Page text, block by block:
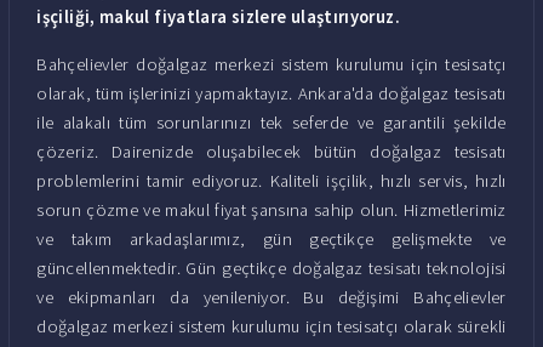
işçiliği, makul fiyatlara sizlere ulaştırıyoruz.
Bahçelievler doğalgaz merkezi sistem kurulumu için tesisatçı
olarak, tüm işlerinizi yapmaktayız. Ankara'da doğalgaz tesisatı
ile alakalı tüm sorunlarınızı tek seferde ve garantili şekilde
çözeriz. Dairenizde oluşabilecek bütün doğalgaz tesisatı
problemlerini tamir ediyoruz. Kaliteli işçilik, hızlı servis, hızlı
sorun çözme ve makul fiyat şansına sahip olun. Hizmetlerimiz
ve takım arkadaşlarımız, gün geçtikçe gelişmekte ve
güncellenmektedir. Gün geçtikçe doğalgaz tesisatı teknolojisi
ve ekipmanları da yenileniyor. Bu değişimi Bahçelievler
doğalgaz merkezi sistem kurulumu için tesisatçı olarak sürekli